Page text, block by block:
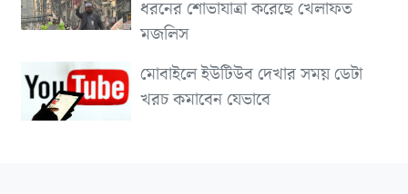
ধরনের শোভাযাত্রা করেছে খেলাফত
মজলিস
মোবাইলে ইউটিউব দেখার সময় ডেটা
খরচ কমাবেন যেভাবে